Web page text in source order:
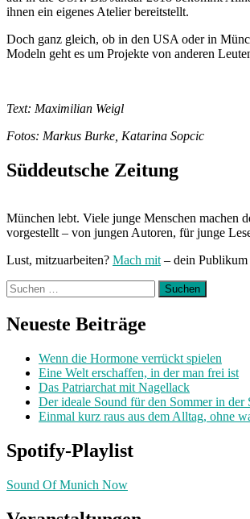
ihnen ein eigenes Atelier bereitstellt.
Doch ganz gleich, ob in den USA oder in
Modeln geht es um Projekte von anderen
Text: Maximilian Weigl
Fotos: Markus Burke, Katarina Sopcic
Süddeutsche Zeitung
München lebt. Viele junge Menschen machen
vorgestellt – von jungen Autoren, für junge
Lust, mitzuarbeiten? Mach mit– dein Publikum
Suchen
nach:
Neueste Beiträge
Wenn die Hormone verrückt spielen
Eine Welt erschaffen, in der man frei ist
Das Patriarchat mit Nagellack
Der ideale Sound für den Sommer in der
Einmal kurz raus aus dem Alltag, ohne
Spotify-Playlist
Sound Of Munich Now